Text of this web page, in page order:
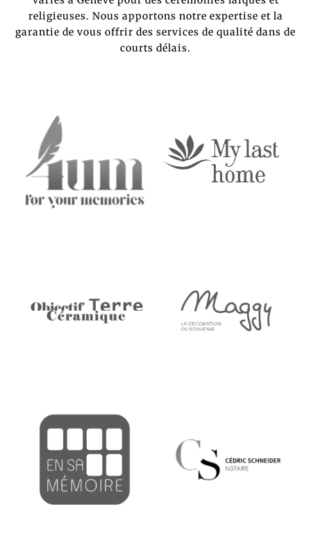
religieuses. Nous apportons notre expertise et la
garantie de vous offrir des services de qualité dans de
courts délais.